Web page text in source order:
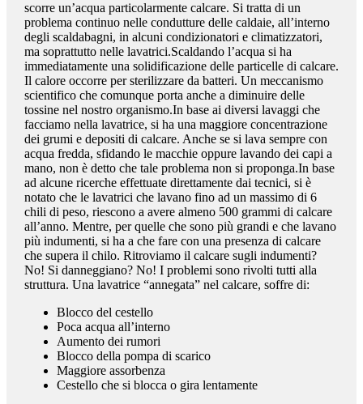
scorre un’acqua particolarmente calcare. Si tratta di un
problema continuo nelle condutture delle caldaie, all’interno
degli scaldabagni, in alcuni condizionatori e climatizzatori,
ma soprattutto nelle lavatrici.Scaldando l’acqua si ha
immediatamente una solidificazione delle particelle di calcare.
Il calore occorre per sterilizzare da batteri. Un meccanismo
scientifico che comunque porta anche a diminuire delle
tossine nel nostro organismo.In base ai diversi lavaggi che
facciamo nella lavatrice, si ha una maggiore concentrazione
dei grumi e depositi di calcare. Anche se si lava sempre con
acqua fredda, sfidando le macchie oppure lavando dei capi a
mano, non è detto che tale problema non si proponga.In base
ad alcune ricerche effettuate direttamente dai tecnici, si è
notato che le lavatrici che lavano fino ad un massimo di 6
chili di peso, riescono a avere almeno 500 grammi di calcare
all’anno. Mentre, per quelle che sono più grandi e che lavano
più indumenti, si ha a che fare con una presenza di calcare
che supera il chilo. Ritroviamo il calcare sugli indumenti?
No! Si danneggiano? No! I problemi sono rivolti tutti alla
struttura. Una lavatrice “annegata” nel calcare, soffre di:
Blocco del cestello
Poca acqua all’interno
Aumento dei rumori
Blocco della pompa di scarico
Maggiore assorbenza
Cestello che si blocca o gira lentamente